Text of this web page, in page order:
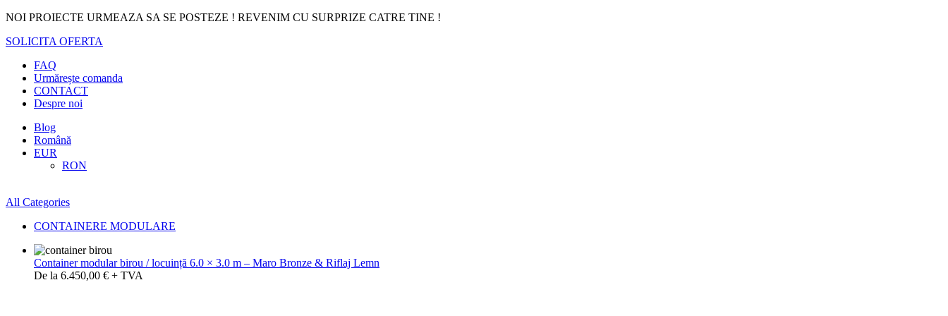
NOI PROIECTE URMEAZA SA SE POSTEZE ! REVENIM CU SURPRIZE CATRE TINE !
SOLICITA OFERTA
FAQ
Urmărește comanda
CONTACT
Despre noi
Blog
Română
EUR
RON
All Categories
CONTAINERE MODULARE
Container modular birou / locuință 6.0 × 3.0 m – Maro Bronze & Riflaj Lemn
De la 6.450,00 € + TVA